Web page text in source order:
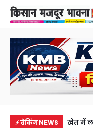
⚡ ब्रेकिंग NEWS
में से नहीं पहुंची एक
खेत में